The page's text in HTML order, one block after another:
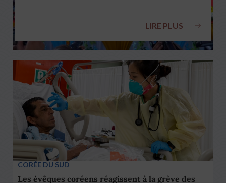
LIRE PLUS
CORÉE DU SUD
Les évêques coréens réagissent à la grève des